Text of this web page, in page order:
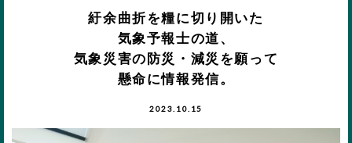
紆余曲折を糧に切り開いた
気象予報士の道、
気象災害の防災・減災を願って
懸命に情報発信。
2023.10.15